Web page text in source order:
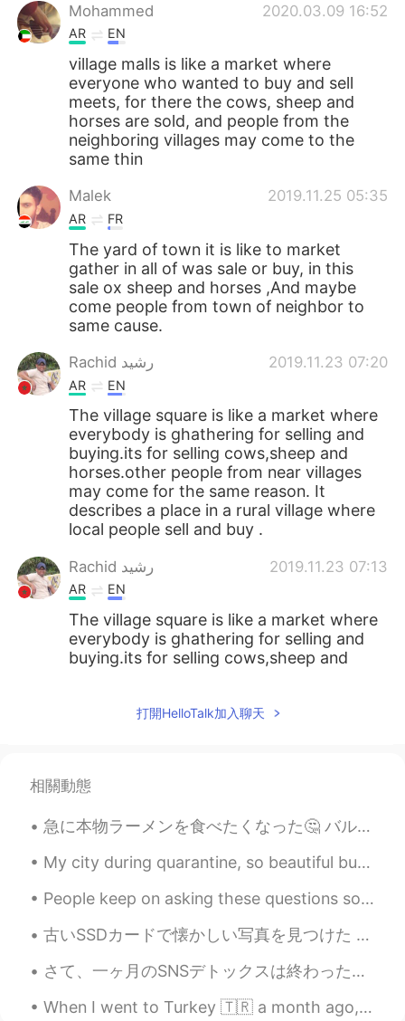
Mohammed 2020.03.09 16:52
AR EN
village malls is like a market where
everyone who wanted to buy and sell
meets, for there the cows, sheep and
horses are sold, and people from the
neighboring villages may come to the
same thin
Malek 2019.11.25 05:35
AR FR
The yard of town it is like to market
gather in all of was sale or buy, in this
sale ox sheep and horses ,And maybe
come people from town of neighbor to
same cause.
Rachid رشيد 2019.11.23 07:20
AR EN
The village square is like a market where
everybody is ghathering for selling and
buying.its for selling cows,sheep and
horses.other people from near villages
may come for the same reason. It
describes a place in a rural village where
local people sell and buy .
Rachid رشيد 2019.11.23 07:13
AR EN
The village square is like a market where
everybody is ghathering for selling and
buying.its for selling cows,sheep and
@Israa122
JackoAtassi 2019.11.21 03:01
ساحة القرية اشبه بحظيرة حيوانات
Hesham Mohamed 2019.11.21 00:42
AR DE
ساحة القرية أشبه بسوق يجتمع فيها كل من
أراد البيع والشراء، فهناك يتم بيع البقر والغنم
والخيل، وقد يأتي أناس من القرى المجاورة
打開HelloTalk加入聊天
相關動態
急に本物ラーメンを食べたくなった🤔 バルセロナには色々なラーメン屋があるけど、私はタクミと言うの店が一番好き。 この店のセールスポイントは本物札幌の味です！札幌にまだ行ったことがないけど、いつか...
My city during quarantine, so beautiful but so dead.🌃 It is not allowed people to go out anymore ...
People keep on asking these questions so I decided to answer them again and pin it to my profile ...
古いSSDカードで懐かしい写真を見つけた 笑 10年前その日本刀は居合道や試し斬り練習のために買ったよ！😄 その時、この刀はすごく綺麗だったけど、10年の不断な練習のせいで、ちょっとぐちゃぐちゃ...
さて、一ヶ月のSNSデトックスは終わった。 ここで途中で気付いたことを書いておく。 1. 暇が増えて、時間をもっと生産的に過ごすようになった 2. 精神的に落ち着いた。些細なことでイライラしな...
When I went to Turkey 🇹🇷 a month ago, I had a beautiful photoshoot that made me feel like a real ...